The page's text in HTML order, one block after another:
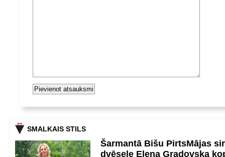
SMALKAIS STILS
Šarmantā Bišu PirtsMājas
dvēsele Elena Gradovska